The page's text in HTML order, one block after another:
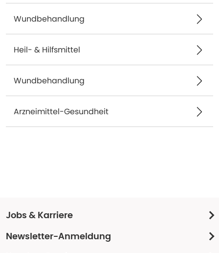
Wundbehandlung
Heil- & Hilfsmittel
Wundbehandlung
Arzneimittel-Gesundheit
Jobs & Karriere
Newsletter-Anmeldung